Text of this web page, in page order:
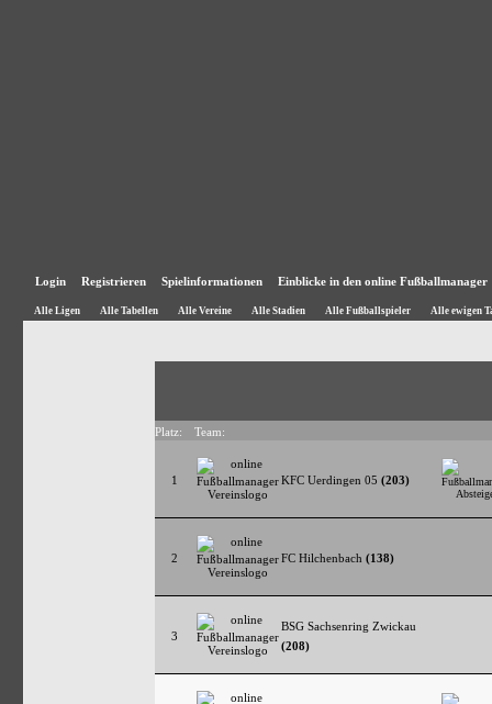
Login Registrieren Spielinformationen Einblicke in den online Fußballmanager
Alle Ligen Alle Tabellen Alle Vereine Alle Stadien Alle Fußballspieler Alle ewigen
Platz: Team:
1 KFC Uerdingen 05 (203)
2 FC Hilchenbach (138)
3
BSG Sachsenring Zwickau
(208)